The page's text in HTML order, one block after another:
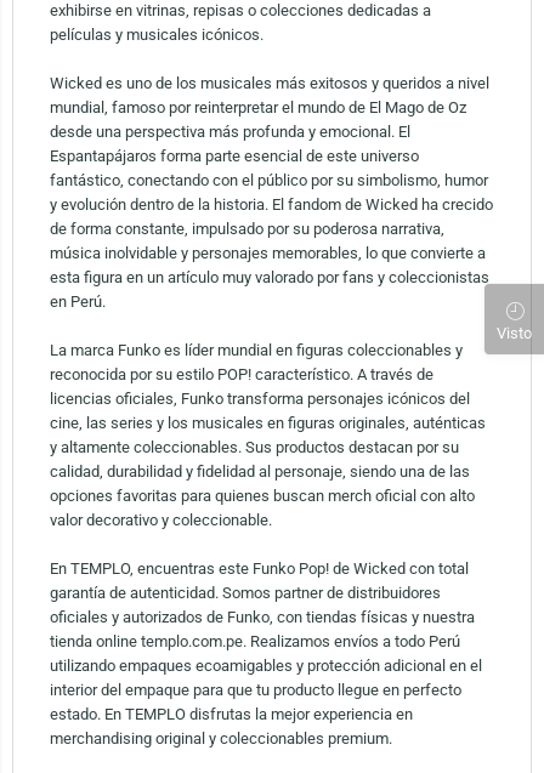
exhibirse en vitrinas, repisas o colecciones dedicadas a
películas y musicales icónicos.
Wicked es uno de los musicales más exitosos y queridos a nivel
mundial, famoso por reinterpretar el mundo de El Mago de Oz
desde una perspectiva más profunda y emocional. El
Espantapájaros forma parte esencial de este universo
fantástico, conectando con el público por su simbolismo, humor
y evolución dentro de la historia. El fandom de Wicked ha crecido
de forma constante, impulsado por su poderosa narrativa,
música inolvidable y personajes memorables, lo que convierte a
esta figura en un artículo muy valorado por fans y coleccionistas
en Perú.
La marca Funko es líder mundial en figuras coleccionables y
reconocida por su estilo POP! característico. A través de
licencias oficiales, Funko transforma personajes icónicos del
cine, las series y los musicales en figuras originales, auténticas
y altamente coleccionables. Sus productos destacan por su
calidad, durabilidad y fidelidad al personaje, siendo una de las
opciones favoritas para quienes buscan merch oficial con alto
valor decorativo y coleccionable.
En TEMPLO, encuentras este Funko Pop! de Wicked con total
garantía de autenticidad. Somos partner de distribuidores
oficiales y autorizados de Funko, con tiendas físicas y nuestra
tienda online templo.com.pe. Realizamos envíos a todo Perú
utilizando empaques ecoamigables y protección adicional en el
interior del empaque para que tu producto llegue en perfecto
estado. En TEMPLO disfrutas la mejor experiencia en
merchandising original y coleccionables premium.
Visto